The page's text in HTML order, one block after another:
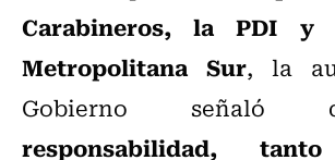
Carabineros, la PDI y
Metropolitana Sur, la
Gobierno
responsabilidad,